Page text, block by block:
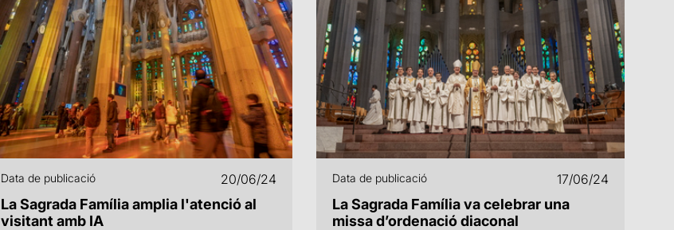
Data de publicació 20/06/24
La Sagrada Família amplia l'atenció al
visitant amb IA
Data de publicació 17/06/24
La Sagrada Família va celebrar una
missa d’ordenació diaconal